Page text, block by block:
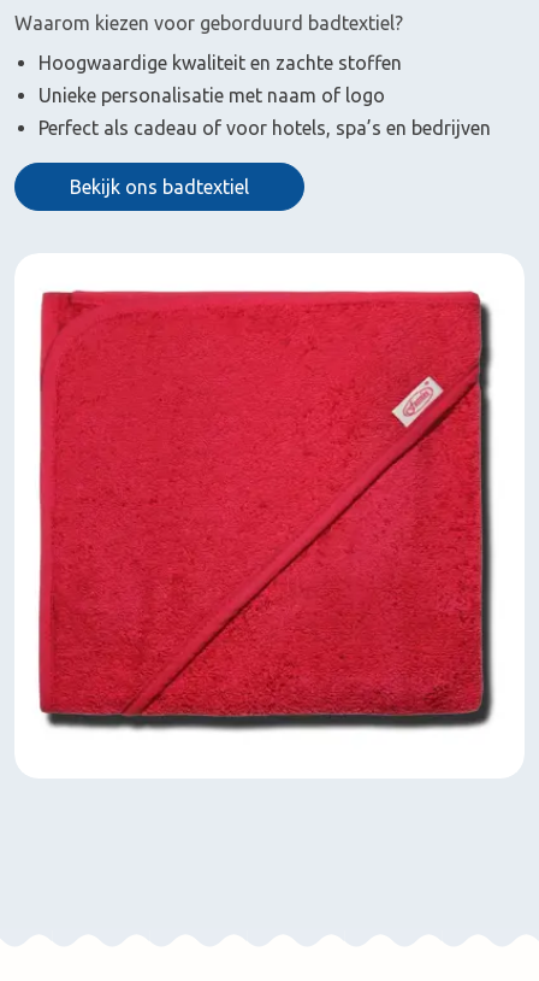
Waarom kiezen voor geborduurd badtextiel?
Hoogwaardige kwaliteit en zachte stoffen
Unieke personalisatie met naam of logo
Perfect als cadeau of voor hotels, spa’s en bedrijven
Bekijk ons badtextiel